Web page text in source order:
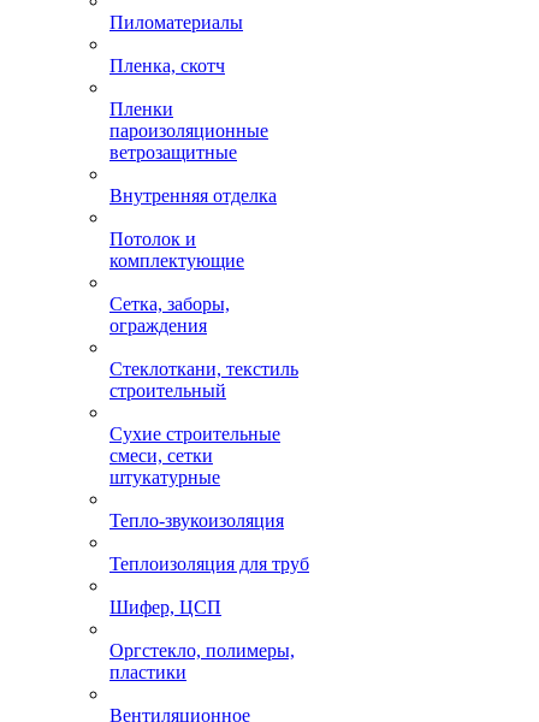
Пиломатериалы
Пленка, скотч
Пленки
пароизоляционные
ветрозащитные
Внутренняя отделка
Потолок и
комплектующие
Сетка, заборы,
ограждения
Стеклоткани, текстиль
строительный
Сухие строительные
смеси, сетки
штукатурные
Тепло-звукоизоляция
Теплоизоляция для труб
Шифер, ЦСП
Оргстекло, полимеры,
пластики
Вентиляционное